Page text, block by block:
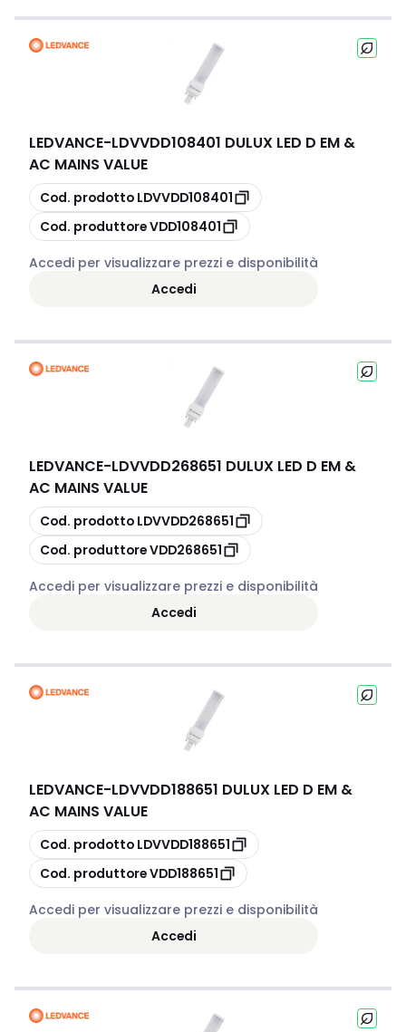
LEDVANCE-LDVVDD108401 DULUX LED D EM &
AC MAINS VALUE
copia
Cod. prodotto LDVVDD108401
copia
Cod. produttoreVDD108401
Accedi per visualizzare prezzi e disponibilità
Accedi
LEDVANCE-LDVVDD268651 DULUX LED D EM &
AC MAINS VALUE
copia
Cod. prodotto LDVVDD268651
copia
Cod. produttoreVDD268651
Accedi per visualizzare prezzi e disponibilità
Accedi
LEDVANCE-LDVVDD188651 DULUX LED D EM &
AC MAINS VALUE
copia
Cod. prodotto LDVVDD188651
copia
Cod. produttoreVDD188651
Accedi per visualizzare prezzi e disponibilità
Accedi